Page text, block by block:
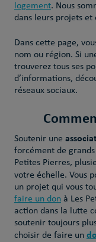
logement. Nous
dans leurs projets et
Dans cette page,
nom ou région. Si
trouverez tous ses
d’informations,
réseaux sociaux.
Soutenir une
forcément de grands
Petites Pierres,
votre échelle. Vous
un projet qui vous
faire un donà Les
action dans la lutte
soutenir toujours
choisir de faire un